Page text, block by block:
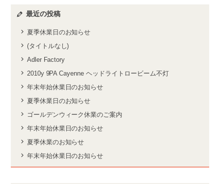
最近の投稿
夏季休業日のお知らせ
(タイトルなし)
Adler Factory
2010y 9PA Cayenne ヘッドライトロービーム不灯
年末年始休業日のお知らせ
夏季休業日のお知らせ
ゴールデンウィーク休業のご案内
年末年始休業日のお知らせ
夏季休業のお知らせ
年末年始休業日のお知らせ